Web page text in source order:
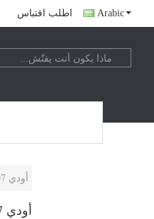
اطلب اقتباس Arabic
أودي Q7 تعليق الهواء فو تواريغ بورش كايين أودي الهواء تعليق أجزاء إصلاح
أودي Q7 تعليق الهواء فو تواريغ بورش كايين أودي الهواء تعليق أجزاء إصلاح